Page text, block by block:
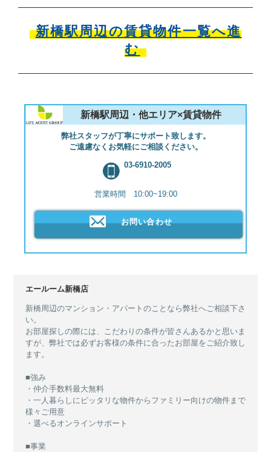
新橋駅周辺の賃貸物件一覧へ進
む
新橋駅周辺・他エリア×賃貸物件
弊社スタッフが丁寧にサポート致します。
ご遠慮なくお気軽にご相談ください。
03-6910-2005
営業時間 10:00~19:00
お問い合わせ
エールーム新橋店
新橋周辺のマンション・アパートのことなら弊社へご相談下さ
い。
お部屋探しの際には、こだわりの条件が皆さんあるかと思いま
すが、弊社では必ずお客様の条件に合ったお部屋をご紹介致し
ます。
■強み
・仲介手数料最大無料
・一人暮らしにピッタリな物件からファミリー向けの物件まで
様々ご用意
・選べるオンラインサポート
■事業